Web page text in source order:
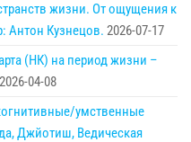
жизни. От ощущения к
Антон Кузнецов. 2026-07-17
(НК) на период жизни –
2026-04-08
умственные
Джйотиш, Ведическая